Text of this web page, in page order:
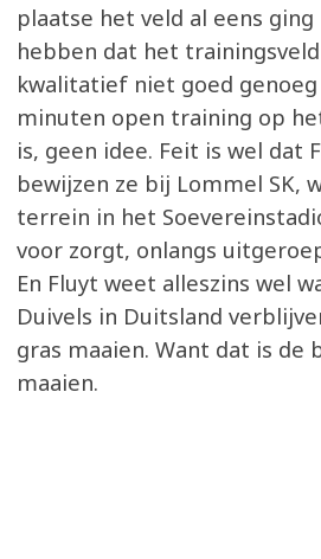
plaatse het veld al eens
hebben dat het
kwalitatief niet goed
minuten open training op
is, geen idee. Feit is wel dat
bewijzen ze bij Lommel SK,
terrein in het
voor zorgt, onlangs
En Fluyt weet alleszins wel
Duivels in Duitsland
gras maaien. Want dat is de
maaien.